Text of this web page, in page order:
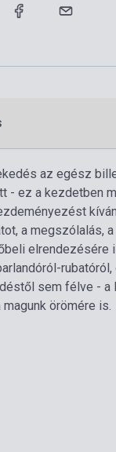
az egész
- ez a
a megszólalás,
elrendezésére
sem félve -
örömére is.